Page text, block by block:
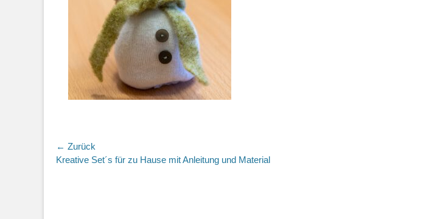
Beitragsnavigation
← Zurück
Vorheriger
Kreative Set´s für zu Hause mit Anleitung und Material